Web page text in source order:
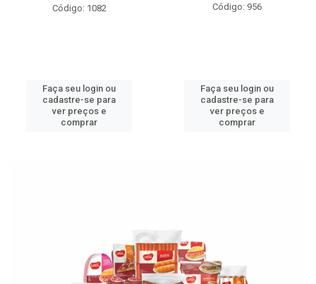
Código: 1082
Faça seu login ou
cadastre-se para
ver preços e
comprar
Código: 956
Faça seu login ou
cadastre-se para
ver preços e
comprar